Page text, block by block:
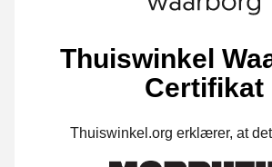
Thuiswinkel
Certifikat
Thuiswinkel.org erklærer, at